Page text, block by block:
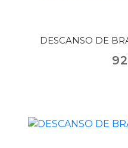
DESCANSO DE
92